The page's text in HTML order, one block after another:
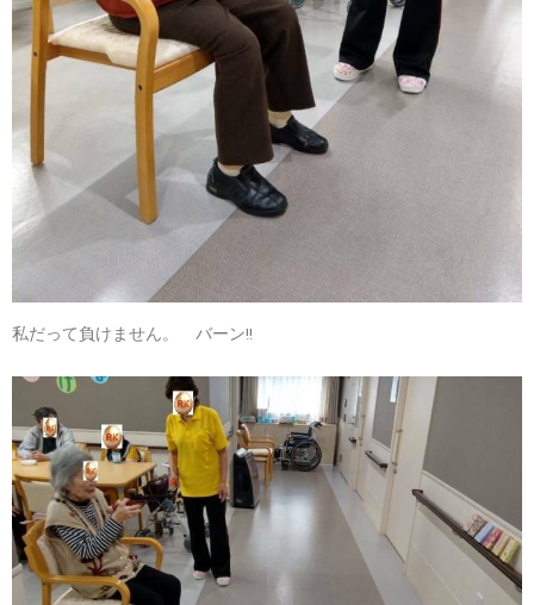
私だって負けません。 バーン!!